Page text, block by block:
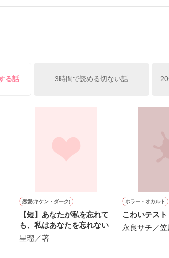
と結婚してくれないか』といきなりプロポーズを
子』🦅
が見せる素顔は、なぜか想像以上に甘くて……🐥💓🦅
も全てフリー素材です。
7.20完結です。
トレンド1位でした〜良かったら読んで頂けると嬉
る話 3時間で読める切ない話
恋愛(キケン・ダーク)
【短】あなたが私を忘れて
も、私はあなたを忘れない
星瑠／著
ホラー・オカルト
こわいテスト
永良サチ／